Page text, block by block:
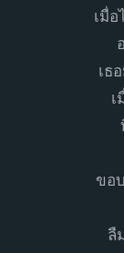
เมื่
เธ
เ
ขอ
ลื